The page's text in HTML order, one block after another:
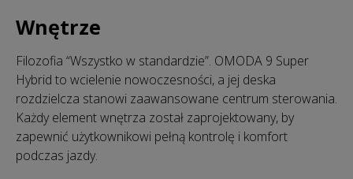
Wnętrze
Filozofia “Wszystko w standardzie”. OMODA 9 Super
Hybrid to wcielenie nowoczesności, a jej deska
rozdzielcza stanowi zaawansowane centrum sterowania.
Każdy element wnętrza został zaprojektowany, by
zapewnić użytkownikowi pełną kontrolę i komfort
podczas jazdy.